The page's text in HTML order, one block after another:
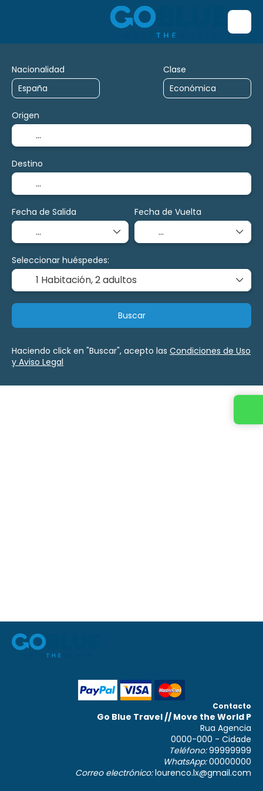
Nacionalidad Clase
Origen
Destino
Fecha de Salida Fecha de Vuelta
Seleccionar huéspedes:
1 Habitación,2 adultos
Buscar
Haciendo click en "Buscar", acepto las Condiciones de Uso
y Aviso Legal
Contacto
Go Blue Travel // Move the World P
Rua Agencia
0000-000 - Cidade
Teléfono:99999999
WhatsApp:00000000
Correo electrónico:lourenco.lx@gmail.com